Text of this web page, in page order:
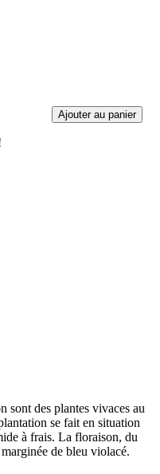
Ajouter au panier
des plantes vivaces au
se fait en situation
à frais. La floraison, du
de bleu violacé.